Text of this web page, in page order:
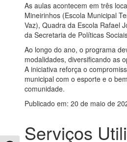
As aulas acontecem em três
Mineirinhos (Escola Municipal
Vaz), Quadra da Escola Rafael
da Secretaria de Políticas
Ao longo do ano, o programa
modalidades, diversificando as
A iniciativa reforça o
municipal com o esporte e o
comunidade.
Publicado em: 20 de maio de
Serviços